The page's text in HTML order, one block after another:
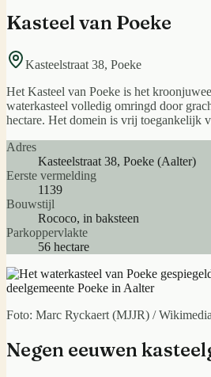
Kasteel van Poeke
Kasteelstraat 38, Poeke
Het Kasteel van Poeke is het
waterkasteel volledig omringd door
hectare. Het domein is vrij toegankelijk
Adres
Kasteelstraat 38, Poeke (Aalter)
Eerste vermelding
1139
Bouwstijl
Rococo, in baksteen
Parkoppervlakte
56 hectare
Foto: Marc Ryckaert (MJJR) /
Negen eeuwen